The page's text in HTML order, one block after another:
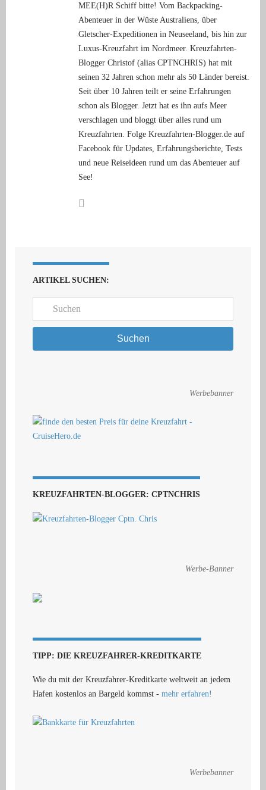
MEE(H)R Schiff bitte! Vom Backpacking-
Abenteuer in der Wüste Australiens, über
Gletscher-Expeditionen in Neuseeland, bis hin zur
Luxus-Kreuzfahrt im Nordmeer. Kreuzfahrten-
Blogger Christof (alias CPTNCHRIS) hat mit
seinen 32 Jahren schon mehr als 50 Länder bereist.
Seit über 10 Jahren teilt er seine Erfahrungen
schon als Blogger. Jetzt hat es ihn aufs Meer
verschlagen und bloggt über alles rund um
Kreuzfahrten. Folge Kreuzfahrten-Blogger.de auf
Facebook für Updates, Erfahrungsberichte, Tests
und neue Reiseideen rund um das Abenteuer auf
See!
ARTIKEL SUCHEN:
Suchen
Werbebanner
KREUZFAHRTEN-BLOGGER: CPTNCHRIS
Werbe-Banner
TIPP: DIE KREUZFAHRER-KREDITKARTE
Wie du mit der Kreuzfahrer-Kreditkarte weltweit an jedem
Hafen kostenlos an Bargeld kommst - mehr erfahren!
Werbebanner